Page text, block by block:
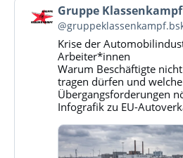
Beitrag
von
Gruppe
Klassenkampf
Bluesky
ansehen
Gruppe Klassenkampf
Krise der
Arbeiter*innen
Warum Beschäftigte
tragen dürfen und welche
Übergangsforderungen
Infografik zu EU-